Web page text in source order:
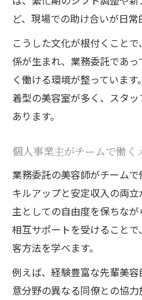
ど、現場での助け合いが日常
こうした文化が根付くこと
係が生まれ、業務委託であ
く働ける環境が整っていま
着型の美容室が多く、スタ
あります。
個人事業主がチームで働く
業務委託の美容師がチーム
キルアップと安定収入の両
主としての自由度を保ちな
相互サポートを受けること
客方法を学べます。
例えば、経験豊富な先輩美
意分野の異なる同僚との協